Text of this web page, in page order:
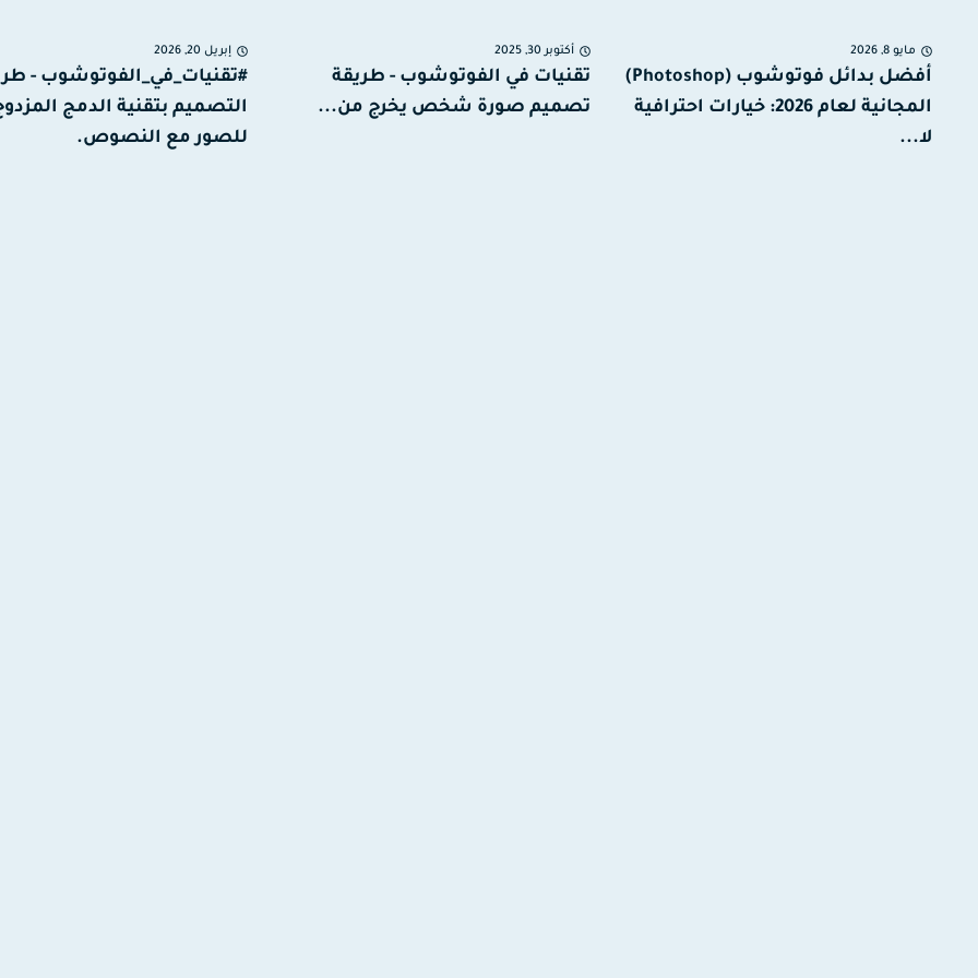
مايو 8, 2026
أفضل بدائل فوتوشوب (Photoshop)
المجانية لعام 2026: خيارات احترافية
لا...
أكتوبر 30, 2025
تقنيات في الفوتوشوب - طريقة
تصميم صورة شخص يخرج من...
إبريل 20, 2026
#تقنيات_في_الفوتوشوب -
التصميم بتقنية الدمج
للصور مع النصوص.